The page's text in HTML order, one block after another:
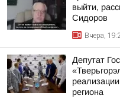
выйти,
Сидоров
Вчера,
Депутат
региона